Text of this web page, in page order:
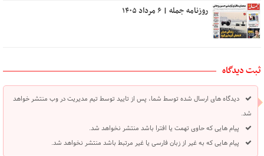
روزنامه جمله | ۶ مرداد ۱۴۰۵
ثبت دیدگاه
دیدگاه های ارسال شده توسط شما، پس از تایید توسط تیم مدیریت در وب منتشر خواهد
شد.
پیام هایی که حاوی تهمت یا افترا باشد منتشر نخواهد شد.
پیام هایی که به غیر از زبان فارسی یا غیر مرتبط باشد منتشر نخواهد شد.